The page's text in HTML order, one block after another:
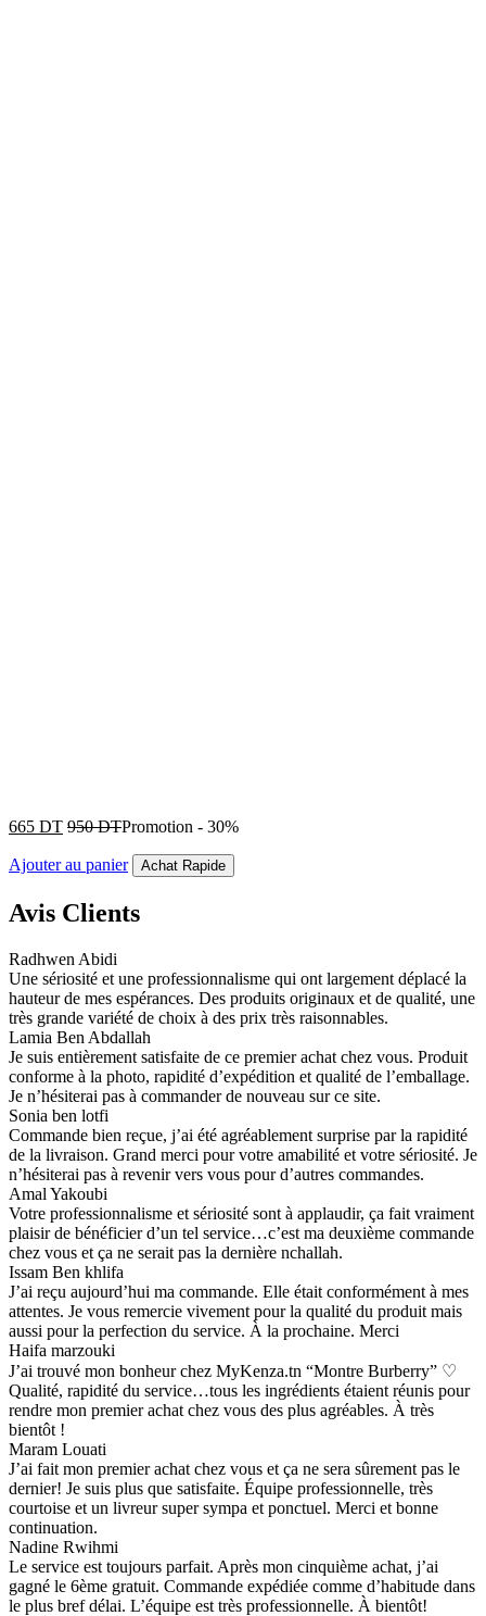
665 DT 950DTPromotion - 30%
Ajouter au panier Achat Rapide
Avis Clients
Radhwen Abidi
Une sériosité et une professionnalisme qui ont largement déplacé la
hauteur de mes espérances. Des produits originaux et de qualité, une
très grande variété de choix à des prix très raisonnables.
Lamia Ben Abdallah
Je suis entièrement satisfaite de ce premier achat chez vous. Produit
conforme à la photo, rapidité d’expédition et qualité de l’emballage.
Je n’hésiterai pas à commander de nouveau sur ce site.
Sonia ben lotfi
Commande bien reçue, j’ai été agréablement surprise par la rapidité
de la livraison. Grand merci pour votre amabilité et votre sériosité. Je
n’hésiterai pas à revenir vers vous pour d’autres commandes.
Amal Yakoubi
Votre professionnalisme et sériosité sont à applaudir, ça fait vraiment
plaisir de bénéficier d’un tel service…c’est ma deuxième commande
chez vous et ça ne serait pas la dernière nchallah.
Issam Ben khlifa
J’ai reçu aujourd’hui ma commande. Elle était conformément à mes
attentes. Je vous remercie vivement pour la qualité du produit mais
aussi pour la perfection du service. À la prochaine. Merci
Haifa marzouki
J’ai trouvé mon bonheur chez MyKenza.tn “Montre Burberry” ♡
Qualité, rapidité du service…tous les ingrédients étaient réunis pour
rendre mon premier achat chez vous des plus agréables. À très
bientôt !
Maram Louati
J’ai fait mon premier achat chez vous et ça ne sera sûrement pas le
dernier! Je suis plus que satisfaite. Équipe professionnelle, très
courtoise et un livreur super sympa et ponctuel. Merci et bonne
continuation.
Nadine Rwihmi
Le service est toujours parfait. Après mon cinquième achat, j’ai
gagné le 6ème gratuit. Commande expédiée comme d’habitude dans
le plus bref délai. L’équipe est très professionnelle. À bientôt!